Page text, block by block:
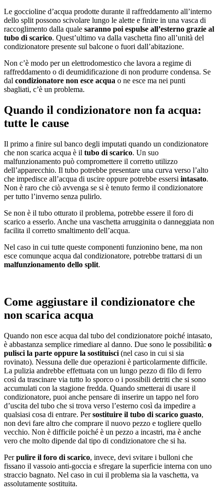
Le goccioline d’acqua prodotte durante il raffreddamento all’interno
dello split possono scivolare lungo le alette e finire in una vasca di
raccoglimento dalla quale saranno poi espulse all’esterno grazie al
tubo di scarico. Quest’ultimo va dalla vaschetta fino all’unità del
condizionatore presente sul balcone o fuori dall’abitazione.
Non c’è modo per un elettrodomestico che lavora a regime di
raffreddamento o di deumidificazione di non produrre condensa. Se
dal condizionatore non esce acqua o ne esce ma nei punti
sbagliati, c’è un problema.
Quando il condizionatore non fa acqua:
tutte le cause
Il primo a finire sul banco degli imputati quando un condizionatore
che non scarica acqua è il tubo di scarico. Un suo
malfunzionamento può compromettere il corretto utilizzo
dell’apparecchio. Il tubo potrebbe presentare una curva verso l’alto
che impedisce all’acqua di uscire oppure potrebbe essersi intasato.
Non è raro che ciò avvenga se si è tenuto fermo il condizionatore
per tutto l’inverno senza pulirlo.
Se non è il tubo otturato il problema, potrebbe essere il foro di
scarico a esserlo. Anche una vaschetta arrugginita o danneggiata non
facilita il corretto smaltimento dell’acqua.
Nel caso in cui tutte queste componenti funzionino bene, ma non
esce comunque acqua dal condizionatore, potrebbe trattarsi di un
malfunzionamento dello split.
Come aggiustare il condizionatore che
non scarica acqua
Quando non esce acqua dal tubo del condizionatore poiché intasato,
è abbastanza semplice rimediare al danno. Due sono le possibilità: o
pulisci la parte oppure la sostituisci (nel caso in cui si sia
rovinato). Nessuna delle due operazioni è particolarmente difficile.
La pulizia andrebbe effettuata con un lungo pezzo di filo di ferro
così da trascinare via tutto lo sporco o i possibili detriti che si sono
accumulati con la stagione fredda. Quando smetterai di usare il
condizionatore, puoi anche pensare di inserire un tappo nel foro
d’uscita del tubo che si trova verso l’esterno così da impedire a
qualsiasi cosa di entrare. Persostituire il tubo di scarico guasto,
non devi fare altro che comprare il nuovo pezzo e togliere quello
vecchio. Non è difficile poiché è un pezzo a incastri, ma è anche
vero che molto dipende dal tipo di condizionatore che si ha.
Perpulire il foro di scarico, invece, devi svitare i bulloni che
fissano il vassoio anti-goccia e sfregare la superficie interna con uno
straccio bagnato. Nel caso in cui il problema sia la vaschetta, va
assolutamente sostituita.